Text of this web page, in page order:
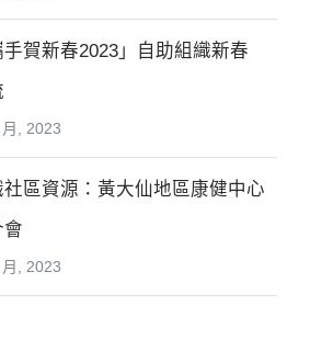
手賀新春2023」自助組織新春
, 2023
社區資源：黃大仙地區康健中心
會
, 2023